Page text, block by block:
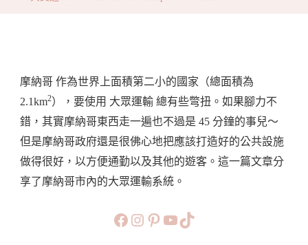
種
類、
票
價
·
如
在
摩納哥 作為世界上面積第二小的國家（總面積為
2.1km2），要使用 大眾運輸 總有些彆扭。如果腳力不
錯，其實摩納哥東西走一遍也不過是 45 分鐘的事兒～
但是摩納哥政府還是很佛心地把應該打造好的公共設施
做得很好，以方便通勤以及其他的遊客。這一篇文章分
享了摩納哥市內的大眾運輸系統。
https://www.facebook.com/
https://
https://
旅行美食小短片TikTok